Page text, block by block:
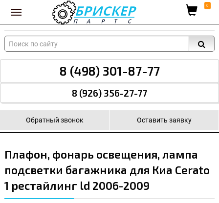
Вход для поставщиков 0
8 (498) 301-87-77
8 (926) 356-27-77
Обратный звонок Оставить заявку
Плафон, фонарь освещения, лампа
подсветки багажника для Киа Cerato
1 рестайлинг ld 2006-2009